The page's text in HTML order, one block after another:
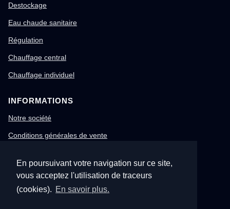
En poursuivant votre navigation sur ce site,
vous acceptez l'utilisation de traceurs
(cookies). En savoir plus.
Destockage
Eau chaude sanitaire
Régulation
Chauffage central
Chauffage individuel
INFORMATIONS
Notre société
Conditions générales de vente
Gestion des cookies
Confidentialité & RGPD